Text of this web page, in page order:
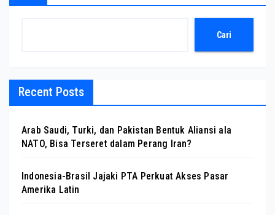
Cari
Recent Posts
Arab Saudi, Turki, dan Pakistan Bentuk Aliansi ala
NATO, Bisa Terseret dalam Perang Iran?
Indonesia-Brasil Jajaki PTA Perkuat Akses Pasar
Amerika Latin